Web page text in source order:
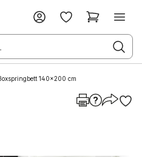
140x200 cm